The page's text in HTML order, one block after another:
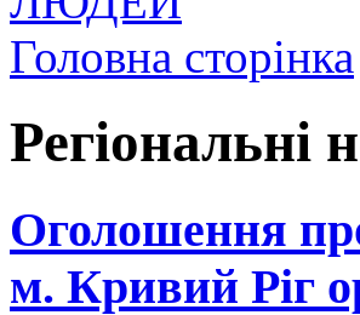
Головна сторінка
Регіональні
Оголошення
м. Кривий Ріг